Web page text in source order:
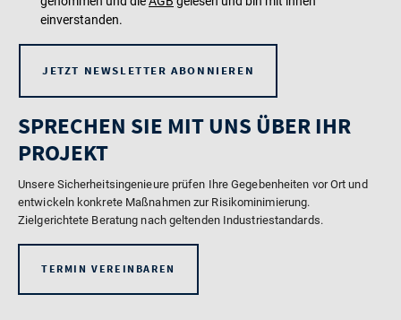
einverstanden.
JETZT NEWSLETTER ABONNIEREN
SPRECHEN SIE MIT UNS ÜBER IHR
PROJEKT
Unsere Sicherheitsingenieure prüfen Ihre Gegebenheiten vor Ort und
entwickeln konkrete Maßnahmen zur Risikominimierung.
Zielgerichtete Beratung nach geltenden Industriestandards.
TERMIN VEREINBAREN